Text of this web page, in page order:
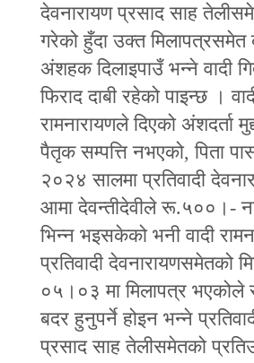
देवनारायण प्रसाद साह
गरेको हुँदा उक्त मिलापत्रसमेत
अंशहक दिलाइपाउँ भन्‍ने वादी
फिराद दाबी रहेको पाइन्छ ।
रामनारायणले दिएको अंशदर्ता
पैतृक सम्पत्ति नभएको, पिता
२०२४ सालमा प्रतिवादी
आमा देवन्तीदेवीले रू.५००।-
भिन्‍न भइसकेको भनी वादी
प्रतिवादी देवनारायणसमेतको
०५।०३ मा मिलापत्र भएकोले
बदर हुनुपर्ने होइन भन्‍ने
प्रसाद साह तेलीसमेतको